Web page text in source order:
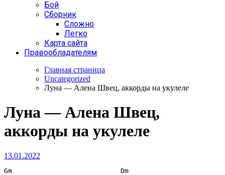
Бой
Сборник
Сложно
Легко
Карта сайта
Правообладателям
Главная страница
Uncategorized
Луна — Алена Швец, аккорды на укулеле
Луна — Алена Швец,
аккорды на укулеле
13.01.2022
Gm                           Dm